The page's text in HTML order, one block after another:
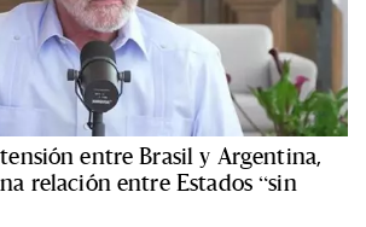
entre Brasil y Argentina,
relación entre Estados “sin